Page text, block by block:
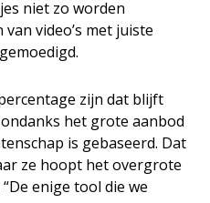
niet zo worden
video’s met juiste
zijn dat blijft
het grote aanbod
is gebaseerd. Dat
ze hoopt het overgrote
enige tool die we